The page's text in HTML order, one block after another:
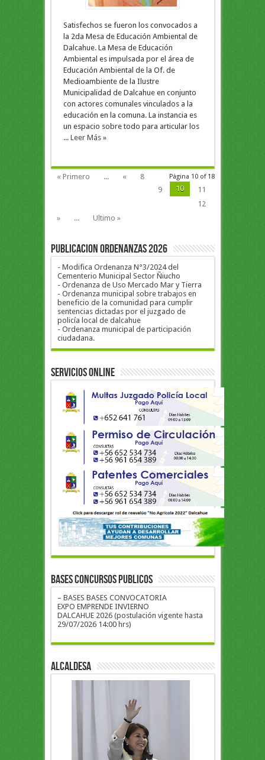
Satisfechos se fueron los convocados a
la 2da Mesa de Educación Ambiental de
Dalcahue. La Mesa de Educación
Ambiental es impulsada por el área de
Educación Ambiental de la Of. de
Medioambiente de la Ilustre
Municipalidad de Dalcahue en conjunto
con actores comunales vinculados a la
educación en la comuna. La instancia es
un espacio sobre todo para articular los
... Leer Más »
Página 10 of 18
« Primero ... «
8
9
10
11
12
»
... Ultimo »
PUBLICACION ORDENANZAS 2026
- Modifica Ordenanza N°3/2024 del
Cementerio Municipal Sector Ñiucho
- Ordenanza de Uso Mercado Mar y Tierra
- Ordenanza municipal sobre trabajos en
beneficio de la comunidad para cumplir
sentencias dictadas por el juzgado de
policía local de dalcahue
- Ordenanza municipal de participación
ciudadana.
Servicios Online
BASES CONCURSOS PUBLICOS
– BASES BASES CONVOCATORIA
EXPO EMPRENDE INVIERNO
DALCAHUE 2026 (postulación vigente hasta
29/07/2026 14:00 hrs)
ALCALDESA